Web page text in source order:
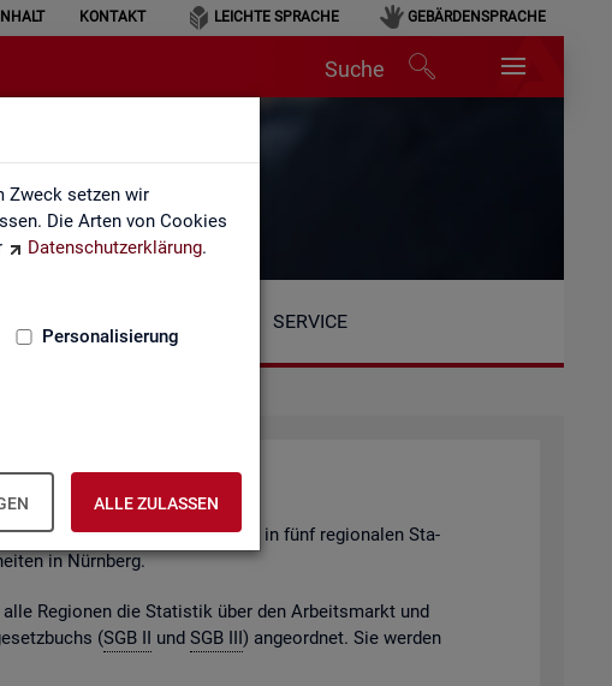
Zweck setzen wir
Die Arten von Cookies
Datenschutzerklärung.
Personalisierung
ALLE ZULASSEN
INHALT KONTAKT LEICHTE SPRACHE GEBÄRDENSPRACHE
Suche
SERVICE
Der Be­reich ist or­ga­ni­siert in fünf re­gio­na­len Sta­
in Nürn­berg.
Re­gio­nen die Sta­tis­tik über den Ar­beits­markt und
(SGB II und SGB III) an­ge­ord­net. Sie wer­den